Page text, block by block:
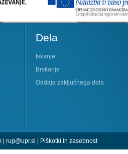
Dela
Iskanje
Brskanje
Oddaja zaključnega dela
| rup@upr.si | Piškotki in zasebnost